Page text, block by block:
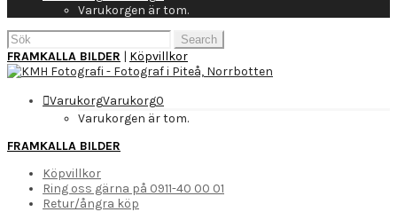
Varukorgen är tom.
Search
for:
FRAMKALLA BILDER | Köpvillkor
VarukorgVarukorg0
Varukorgen är tom.
FRAMKALLA BILDER
Köpvillkor
Ring oss gärna på 0911-40 00 01
Retur/ångra köp